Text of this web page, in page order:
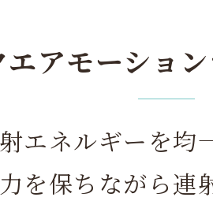
エアモーショ
エネルギーを均
を保ちながら連